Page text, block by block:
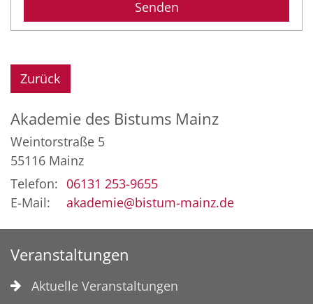
Zurück
Akademie des Bistums Mainz
Weintorstraße 5
55116 Mainz
Telefon: 06131 253-9655
E-Mail:
akademie@bistum-mainz.de
Veranstaltungen
Aktuelle Veranstaltungen